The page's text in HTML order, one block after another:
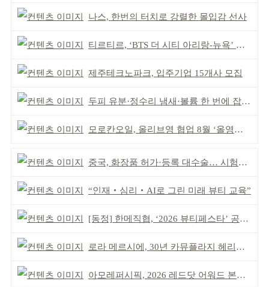
나스, 한번의 터치로 강렬한 몰입감 선사
티르티르, ‘BTS 더 시티 아리랑-뉴욕’ 참여
제주테크노파크, 입주기업 15개사 모집
두피 유분·정수리 냄새·볼륨 한 번에 잡는다
모로칸오일, 올리브영 협업 8월 ‘올영픽’ 선정
중국, 화장품 허가·등록 대수술… 시험자료 공용 허용
“인재‧심리‧AI로 그린 미래 뷰티 교육”
[동정] 한메직협, ‘2026 뷰티페스타’ 공동 주최
로라 메르시에, 30년 카뮤플라지 헤리티지 담아
아모레퍼시픽, 2026 레드닷 어워드 본상 2개 수상